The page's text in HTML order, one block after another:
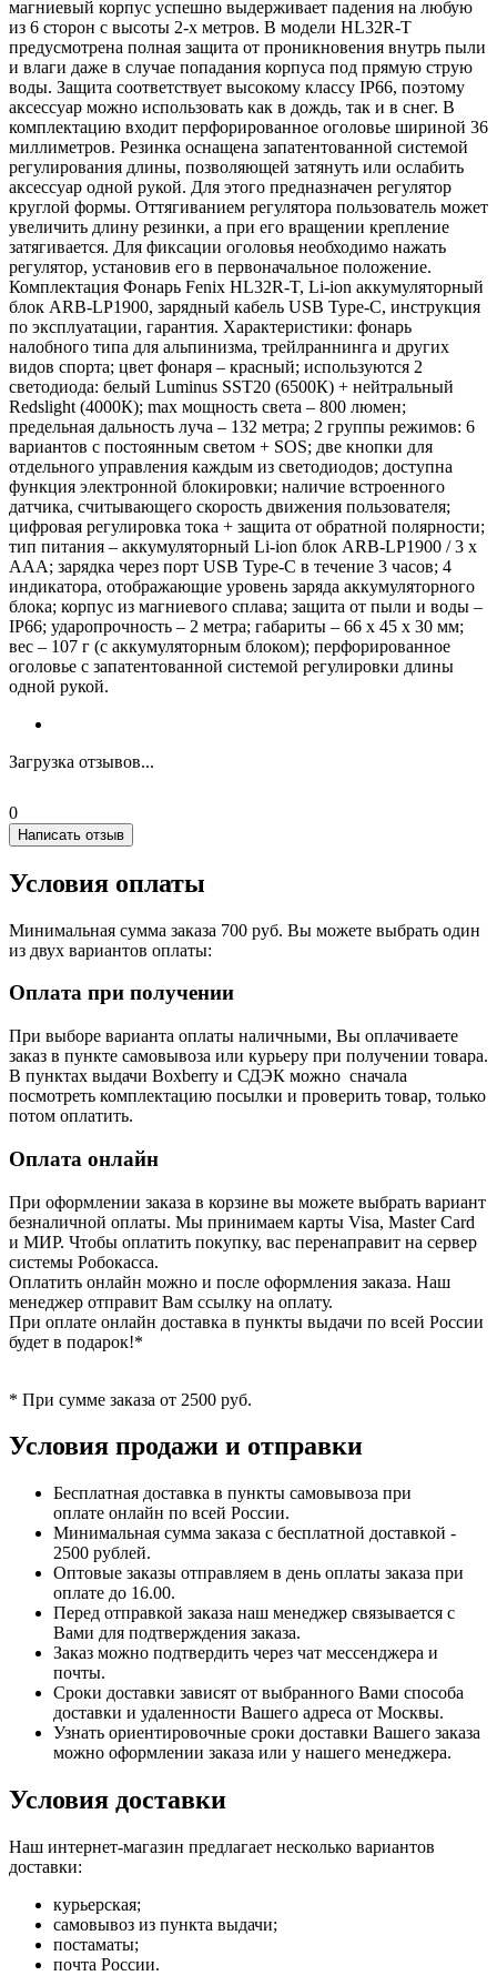
магниевый корпус успешно выдерживает падения на любую
из 6 сторон с высоты 2-х метров. В модели HL32R-T
предусмотрена полная защита от проникновения внутрь пыли
и влаги даже в случае попадания корпуса под прямую струю
воды. Защита соответствует высокому классу IP66, поэтому
аксессуар можно использовать как в дождь, так и в снег. В
комплектацию входит перфорированное оголовье шириной 36
миллиметров. Резинка оснащена запатентованной системой
регулирования длины, позволяющей затянуть или ослабить
аксессуар одной рукой. Для этого предназначен регулятор
круглой формы. Оттягиванием регулятора пользователь может
увеличить длину резинки, а при его вращении крепление
затягивается. Для фиксации оголовья необходимо нажать
регулятор, установив его в первоначальное положение.
Комплектация Фонарь Fenix HL32R-T, Li-ion аккумуляторный
блок ARB-LP1900, зарядный кабель USB Type-C, инструкция
по эксплуатации, гарантия. Характеристики: фонарь
налобного типа для альпинизма, трейлраннинга и других
видов спорта; цвет фонаря – красный; используются 2
светодиода: белый Luminus SST20 (6500К) + нейтральный
Redslight (4000К); max мощность света – 800 люмен;
предельная дальность луча – 132 метра; 2 группы режимов: 6
вариантов с постоянным светом + SOS; две кнопки для
отдельного управления каждым из светодиодов; доступна
функция электронной блокировки; наличие встроенного
датчика, считывающего скорость движения пользователя;
цифровая регулировка тока + защита от обратной полярности;
тип питания – аккумуляторный Li-ion блок ARB-LP1900 / 3 х
ААА; зарядка через порт USB Type-C в течение 3 часов; 4
индикатора, отображающие уровень заряда аккумуляторного
блока; корпус из магниевого сплава; защита от пыли и воды –
IP66; ударопрочность – 2 метра; габариты – 66 х 45 х 30 мм;
вес – 107 г (с аккумуляторным блоком); перфорированное
оголовье с запатентованной системой регулировки длины
одной рукой.
Загрузка отзывов...
0
Написать отзыв
Условия оплаты
Минимальная сумма заказа 700 руб. Вы можете выбрать один
из двух вариантов оплаты:
Оплата при получении
При выборе варианта оплаты наличными, Вы оплачиваете
заказ в пункте самовывоза или курьеру при получении товара.
В пунктах выдачи Boxberry и СДЭК можно сначала
посмотреть комплектацию посылки и проверить товар, только
потом оплатить.
Оплата онлайн
При оформлении заказа в корзине вы можете выбрать вариант
безналичной оплаты. Мы принимаем карты Visa, Master Card
и МИР. Чтобы оплатить покупку, вас перенаправит на сервер
системы Робокасса.
Оплатить онлайн можно и после оформления заказа. Наш
менеджер отправит Вам ссылку на оплату.
При оплате онлайн доставка в пункты выдачи по всей России
будет в подарок!*
* При сумме заказа от 2500 руб.
Условия продажи и отправки
Бесплатная доставка в пункты самовывоза при
оплате онлайн по всей России.
Минимальная сумма заказа с бесплатной доставкой -
2500 рублей.
Оптовые заказы отправляем в день оплаты заказа при
оплате до 16.00.
Перед отправкой заказа наш менеджер связывается с
Вами для подтверждения заказа.
Заказ можно подтвердить через чат мессенджера и
почты.
Сроки доставки зависят от выбранного Вами способа
доставки и удаленности Вашего адреса от Москвы.
Узнать ориентировочные сроки доставки Вашего заказа
можно оформлении заказа или у нашего менеджера.
Условия доставки
Наш интернет-магазин предлагает несколько вариантов
доставки:
курьерская;
самовывоз из пункта выдачи;
постаматы;
почта России.